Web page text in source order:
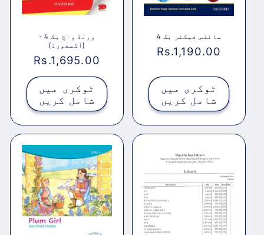
ورلڈ واچ بک 4 -
(آکسفورڈ)
باقاعدہ
قیمت
Rs.1,695.00
ٹوکری میں
شامل کریں
سائنس فیکٹر بک 4
باقاعدہ
Rs.1,190.00
ٹوکری میں
شامل کریں